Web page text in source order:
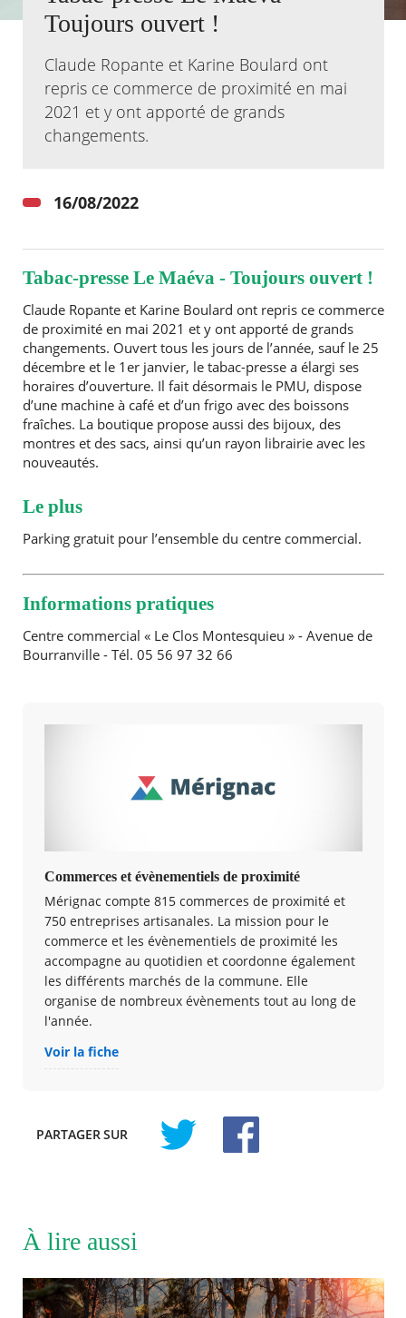
Actualités
Kiosque
Espace de services en ligne
RECHERCHER ...
Toujours ouvert !
Claude Ropante et Karine Boulard ont
repris ce commerce de proximité en mai
2021 et y ont apporté de grands
changements.
16/08/2022
Tabac-presse Le Maéva - Toujours ouvert !
Claude Ropante et Karine Boulard ont repris ce commerce
de proximité en mai 2021 et y ont apporté de grands
changements. Ouvert tous les jours de l’année, sauf le 25
décembre et le 1er janvier, le tabac-presse a élargi ses
horaires d’ouverture. Il fait désormais le PMU, dispose
d’une machine à café et d’un frigo avec des boissons
fraîches. La boutique propose aussi des bijoux, des
montres et des sacs, ainsi qu’un rayon librairie avec les
nouveautés.
Le plus
Parking gratuit pour l’ensemble du centre commercial.
Informations pratiques
Centre commercial « Le Clos Montesquieu » - Avenue de
Bourranville - Tél. 05 56 97 32 66
Commerces et évènementiels de proximité
Mérignac compte 815 commerces de proximité et
750 entreprises artisanales. La mission pour le
commerce et les évènementiels de proximité les
accompagne au quotidien et coordonne également
les différents marchés de la commune. Elle
organise de nombreux évènements tout au long de
l'année.
Voir la fiche
PARTAGERSUR
À lire aussi